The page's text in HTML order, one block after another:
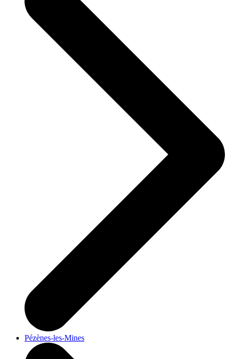
Pézènes-les-Mines